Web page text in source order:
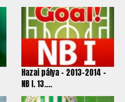
Hazai pálya - 2013-2014 -
NB I. 13....